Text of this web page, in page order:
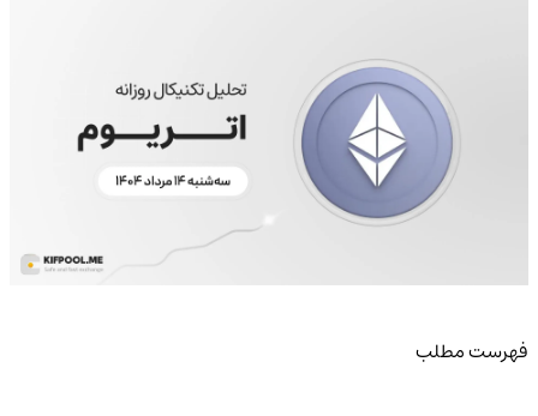
فهرست مطلب